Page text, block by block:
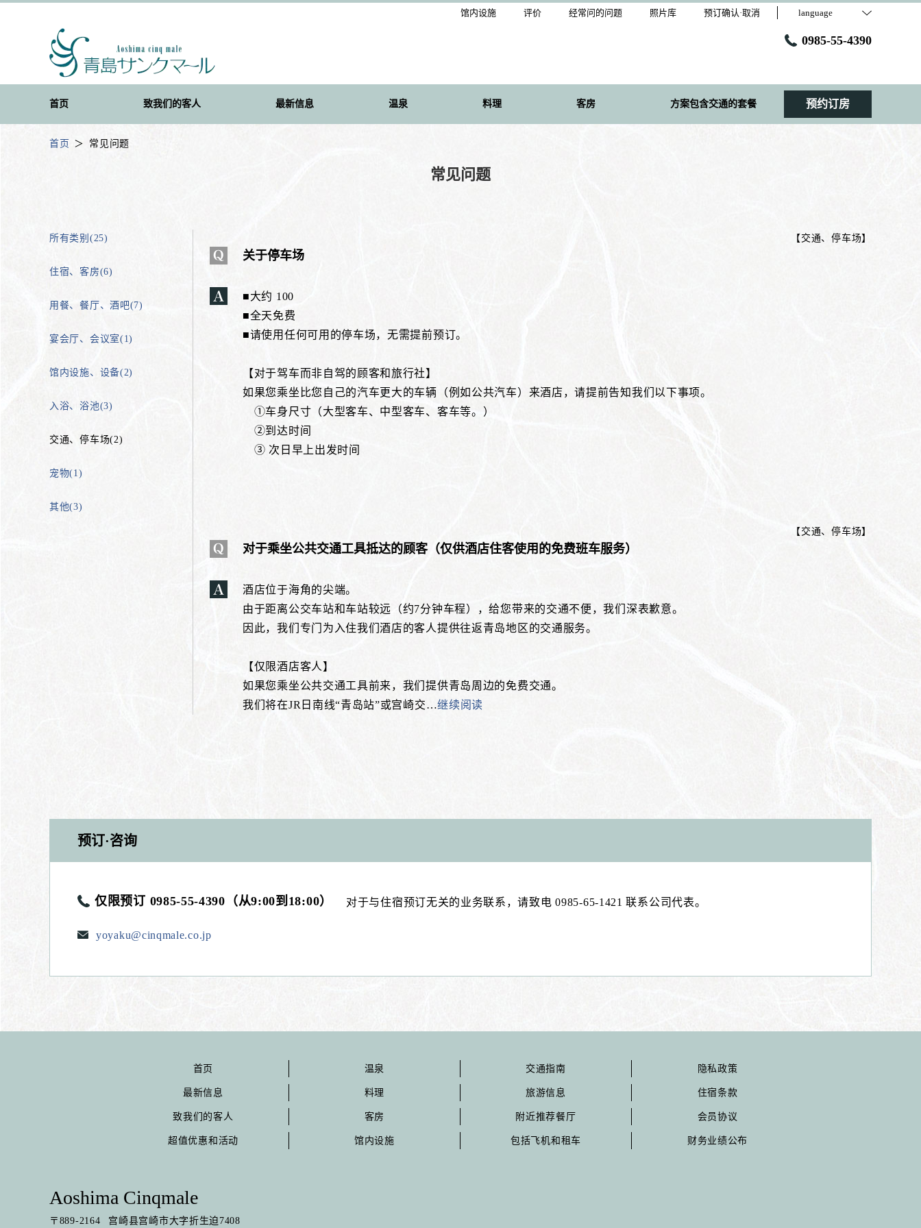
馆内设施 评价 经常问的问题 照片库 预订确认·取消 language
0985-55-4390
首页 致我们的客人 最新信息 温泉 料理 客房 方案包含交通的套餐 预约订房
首页 常见问题
常见问题
所有类别(25)
住宿、客房(6)
用餐、餐厅、酒吧(7)
宴会厅、会议室(1)
馆内设施、设备(2)
入浴、浴池(3)
交通、停车场(2)
宠物(1)
其他(3)
【 交通、停车场】
关于停车场
■大约 100
■全天免费
■请使用任何可用的停车场，无需提前预订。
【对于驾车而非自驾的顾客和旅行社】
如果您乘坐比您自己的汽车更大的车辆（例如公共汽车）来酒店，请提前告知我们以下事项。
①车身尺寸（大型客车、中型客车、客车等。）
②到达时间
③ 次日早上出发时间
【 交通、停车场】
对于乘坐公共交通工具抵达的顾客（仅供酒店住客使用的免费班车服务）
酒店位于海角的尖端。
由于距离公交车站和车站较远（约7分钟车程），给您带来的交通不便，我们深表歉意。
因此，我们专门为入住我们酒店的客人提供往返青岛地区的交通服务。
【仅限酒店客人】
如果您乘坐公共交通工具前来，我们提供青岛周边的免费交通。
我们将在JR日南线“青岛站”或宫崎交…继续阅读
预订·咨询
仅限预订 0985-55-4390（从9:00到18:00） 对于与住宿预订无关的业务联系，请致电 0985-65-1421 联系公司代表。
yoyaku@cinqmale.co.jp
首页
最新信息
致我们的客人
超值优惠和活动
温泉
料理
客房
馆内设施
交通指南
旅游信息
附近推荐餐厅
包括飞机和租车
隐私政策
住宿条款
会员协议
财务业绩公布
Aoshima Cinqmale
〒 889-2164 宫崎县宫崎市大字折生迫7408